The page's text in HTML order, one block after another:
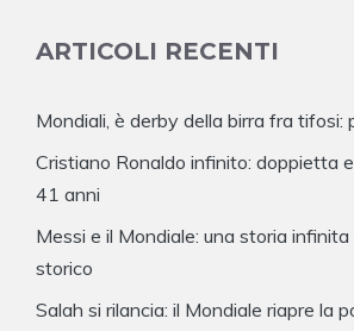
ARTICOLI RECENTI
Mondiali, è derby della birra fra tifosi:
Cristiano Ronaldo infinito: doppietta
41 anni
Messi e il Mondiale: una storia infinita
storico
Salah si rilancia: il Mondiale riapre la